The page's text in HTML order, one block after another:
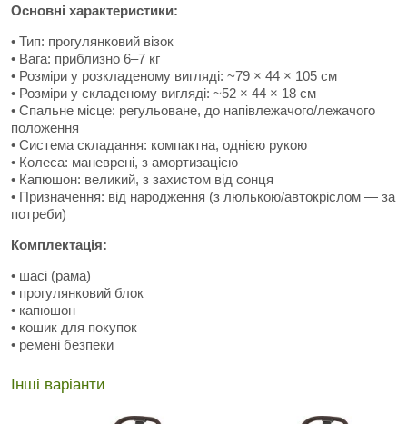
Основні характеристики:
• Тип: прогулянковий візок
• Вага: приблизно 6–7 кг
• Розміри у розкладеному вигляді: ~79 × 44 × 105 см
• Розміри у складеному вигляді: ~52 × 44 × 18 см
• Спальне місце: регульоване, до напівлежачого/лежачого
положення
• Система складання: компактна, однією рукою
• Колеса: маневрені, з амортизацією
• Капюшон: великий, з захистом від сонця
• Призначення: від народження (з люлькою/автокріслом — за
потреби)
Комплектація:
• шасі (рама)
• прогулянковий блок
• капюшон
• кошик для покупок
• ремені безпеки
Інші варіанти